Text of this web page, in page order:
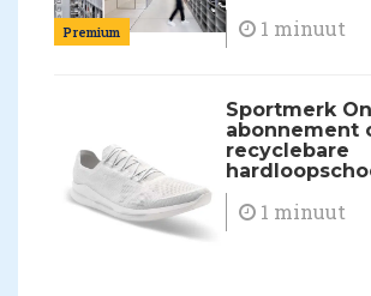
Premium 1 minuut
Sportmerk
abonnement
recyclebare
1 minuut